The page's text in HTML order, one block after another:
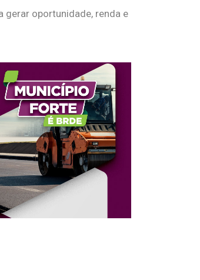
gerar oportunidade, renda e